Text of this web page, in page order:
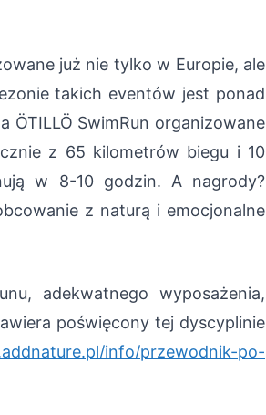
już nie tylko w Europie, ale
takich eventów jest ponad
ÖTILLÖ SwimRun organizowane
z 65 kilometrów biegu i 10
w 8-10 godzin. A nagrody?
z naturą i emocjonalne
adekwatnego wyposażenia,
poświęcony tej dyscyplinie
info/przewodnik-po-